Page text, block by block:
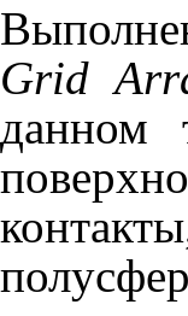
Grid
данном